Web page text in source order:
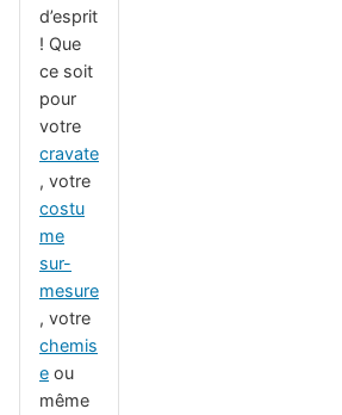
d’esprit
! Que
ce soit
pour
votre
cravate
, votre
costu
me
sur-
mesure
, votre
chemis
e ou
même